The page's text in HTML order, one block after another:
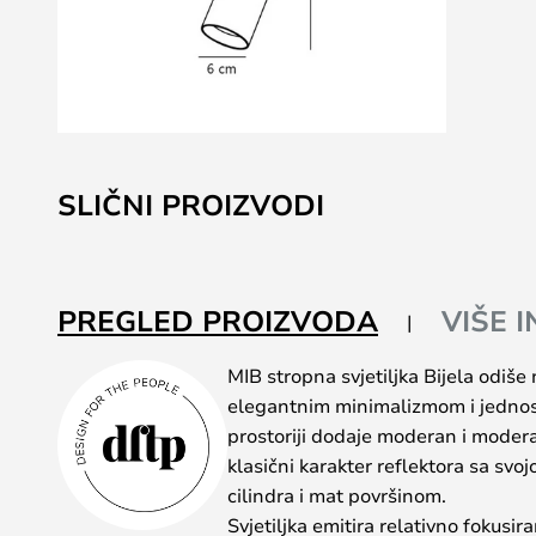
to
the
the
images
SLIČNI PROIZVODI
PREGLED PROIZVODA VIŠE
MIB stropna svjetiljka Bijela odiše
elegantnim minimalizmom i
prostoriji dodaje moderan i
klasični karakter reflektora sa
cilindra i mat površinom.
Svjetiljka emitira relativno